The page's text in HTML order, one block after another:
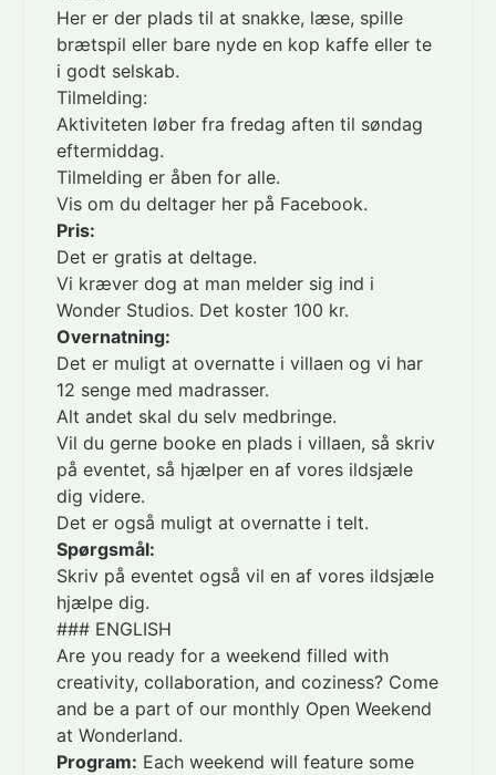
Her er der plads til at snakke, læse, spille
brætspil eller bare nyde en kop kaffe eller te
i godt selskab.
Tilmelding:
Aktiviteten løber fra fredag aften til søndag
eftermiddag.
Tilmelding er åben for alle.
Vis om du deltager her på Facebook.
Pris:
Det er gratis at deltage.
Vi kræver dog at man melder sig ind i
Wonder Studios. Det koster 100 kr.
Overnatning:
Det er muligt at overnatte i villaen og vi har
12 senge med madrasser.
Alt andet skal du selv medbringe.
Vil du gerne booke en plads i villaen, så skriv
på eventet, så hjælper en af vores ildsjæle
dig videre.
Det er også muligt at overnatte i telt.
Spørgsmål:
Skriv på eventet også vil en af vores ildsjæle
hjælpe dig.
### ENGLISH
Are you ready for a weekend filled with
creativity, collaboration, and coziness? Come
and be a part of our monthly Open Weekend
at Wonderland.
Program: Each weekend will feature some